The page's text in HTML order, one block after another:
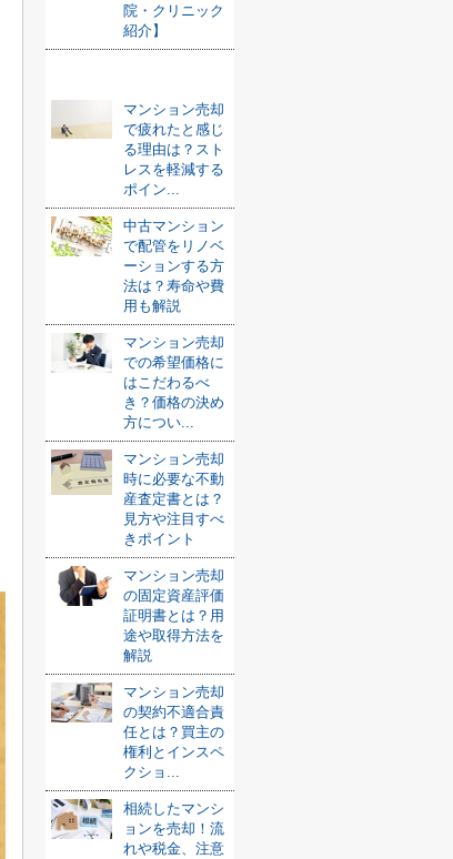
院・クリニック
紹介】
マンション売却
で疲れたと感じ
る理由は？スト
レスを軽減する
ポイン...
中古マンション
で配管をリノベ
ーションする方
法は？寿命や費
用も解説
マンション売却
での希望価格に
はこだわるべ
き？価格の決め
方につい...
マンション売却
時に必要な不動
産査定書とは？
見方や注目すべ
きポイント
マンション売却
の固定資産評価
証明書とは？用
途や取得方法を
解説
マンション売却
の契約不適合責
任とは？買主の
権利とインスペ
クショ...
相続したマンシ
ョンを売却！流
れや税金、注意